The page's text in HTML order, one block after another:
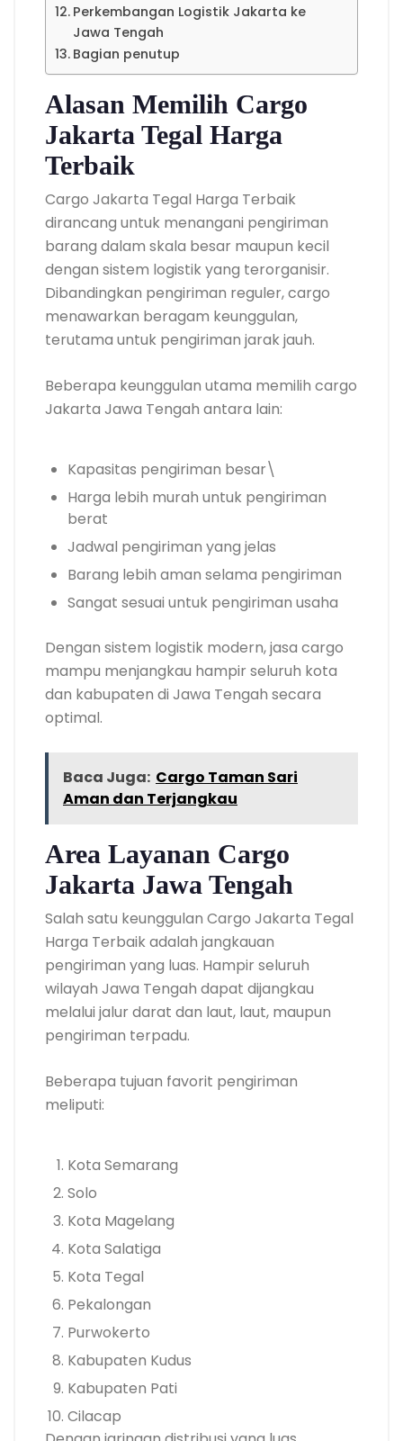
Perkembangan Logistik Jakarta ke
Jawa Tengah
Bagian penutup
Alasan Memilih Cargo
Jakarta Tegal Harga
Terbaik
Cargo Jakarta Tegal Harga Terbaik
dirancang untuk menangani pengiriman
barang dalam skala besar maupun kecil
dengan sistem logistik yang terorganisir.
Dibandingkan pengiriman reguler, cargo
menawarkan beragam keunggulan,
terutama untuk pengiriman jarak jauh.
Beberapa keunggulan utama memilih cargo
Jakarta Jawa Tengah antara lain:
Kapasitas pengiriman besar\
Harga lebih murah untuk pengiriman
berat
Jadwal pengiriman yang jelas
Barang lebih aman selama pengiriman
Sangat sesuai untuk pengiriman usaha
Dengan sistem logistik modern, jasa cargo
mampu menjangkau hampir seluruh kota
dan kabupaten di Jawa Tengah secara
optimal.
Baca Juga: Cargo Taman Sari
Aman dan Terjangkau
Area Layanan Cargo
Jakarta Jawa Tengah
Salah satu keunggulan Cargo Jakarta Tegal
Harga Terbaik adalah jangkauan
pengiriman yang luas. Hampir seluruh
wilayah Jawa Tengah dapat dijangkau
melalui jalur darat dan laut, laut, maupun
pengiriman terpadu.
Beberapa tujuan favorit pengiriman
meliputi:
Kota Semarang
Solo
Kota Magelang
Kota Salatiga
Kota Tegal
Pekalongan
Purwokerto
Kabupaten Kudus
Kabupaten Pati
Cilacap